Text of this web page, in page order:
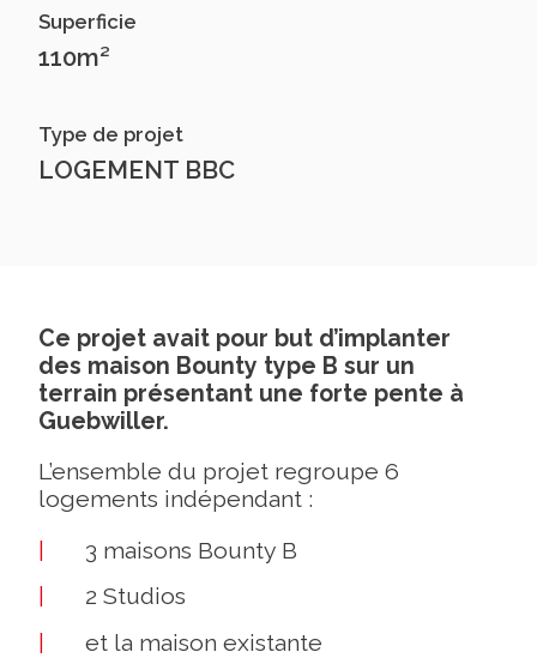
Superficie
110m²
Type de projet
LOGEMENT BBC
Ce projet avait pour but d’implanter
des maison Bounty type B sur un
terrain présentant une forte pente à
Guebwiller.
L’ensemble du projet regroupe 6
logements indépendant :
3 maisons Bounty B
2 Studios
et la maison existante